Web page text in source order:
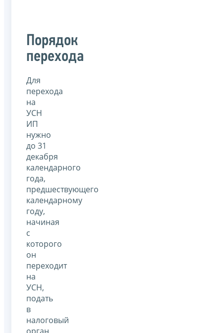
Порядок
перехода
Для
перехода
на
УСН
ИП
нужно
до 31
декабря
календарного
года,
предшествующего
календарному
году,
начиная
с
которого
он
переходит
на
УСН,
подать
в
налоговый